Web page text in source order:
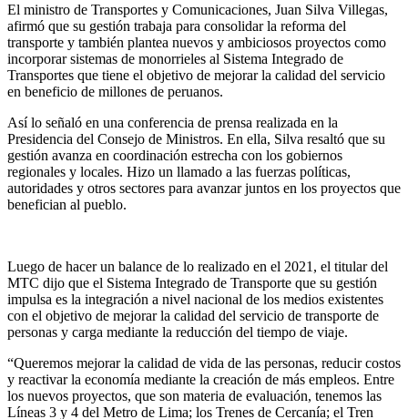
El ministro de Transportes y Comunicaciones, Juan Silva Villegas,
afirmó que su gestión trabaja para consolidar la reforma del
transporte y también plantea nuevos y ambiciosos proyectos como
incorporar sistemas de monorrieles al Sistema Integrado de
Transportes que tiene el objetivo de mejorar la calidad del servicio
en beneficio de millones de peruanos.
Así lo señaló en una conferencia de prensa realizada en la
Presidencia del Consejo de Ministros. En ella, Silva resaltó que su
gestión avanza en coordinación estrecha con los gobiernos
regionales y locales. Hizo un llamado a las fuerzas políticas,
autoridades y otros sectores para avanzar juntos en los proyectos que
benefician al pueblo.
Luego de hacer un balance de lo realizado en el 2021, el titular del
MTC dijo que el Sistema Integrado de Transporte que su gestión
impulsa es la integración a nivel nacional de los medios existentes
con el objetivo de mejorar la calidad del servicio de transporte de
personas y carga mediante la reducción del tiempo de viaje.
“Queremos mejorar la calidad de vida de las personas, reducir costos
y reactivar la economía mediante la creación de más empleos. Entre
los nuevos proyectos, que son materia de evaluación, tenemos las
Líneas 3 y 4 del Metro de Lima; los Trenes de Cercanía; el Tren